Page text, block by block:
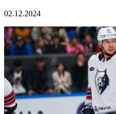
02.12.2024